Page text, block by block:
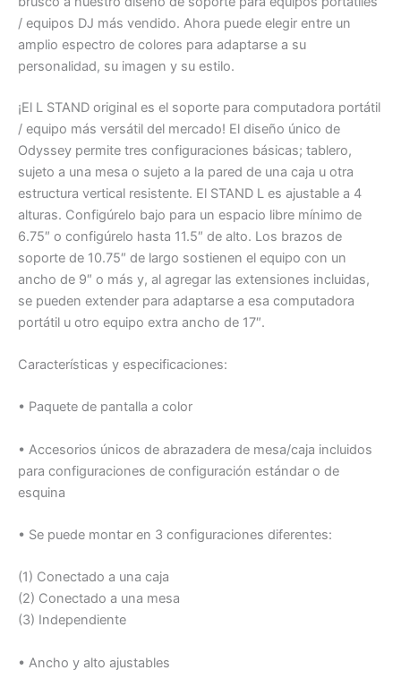
/ equipos DJ más vendido. Ahora puede elegir entre un
amplio espectro de colores para adaptarse a su
personalidad, su imagen y su estilo.
¡El L STAND original es el soporte para computadora portátil
/ equipo más versátil del mercado! El diseño único de
Odyssey permite tres configuraciones básicas; tablero,
sujeto a una mesa o sujeto a la pared de una caja u otra
estructura vertical resistente. El STAND L es ajustable a 4
alturas. Configúrelo bajo para un espacio libre mínimo de
6.75″ o configúrelo hasta 11.5″ de alto. Los brazos de
soporte de 10.75″ de largo sostienen el equipo con un
ancho de 9″ o más y, al agregar las extensiones incluidas,
se pueden extender para adaptarse a esa computadora
portátil u otro equipo extra ancho de 17″.
Características y especificaciones:
• Paquete de pantalla a color
• Accesorios únicos de abrazadera de mesa/caja incluidos
para configuraciones de configuración estándar o de
esquina
• Se puede montar en 3 configuraciones diferentes:
(1) Conectado a una caja
(2) Conectado a una mesa
(3) Independiente
• Ancho y alto ajustables